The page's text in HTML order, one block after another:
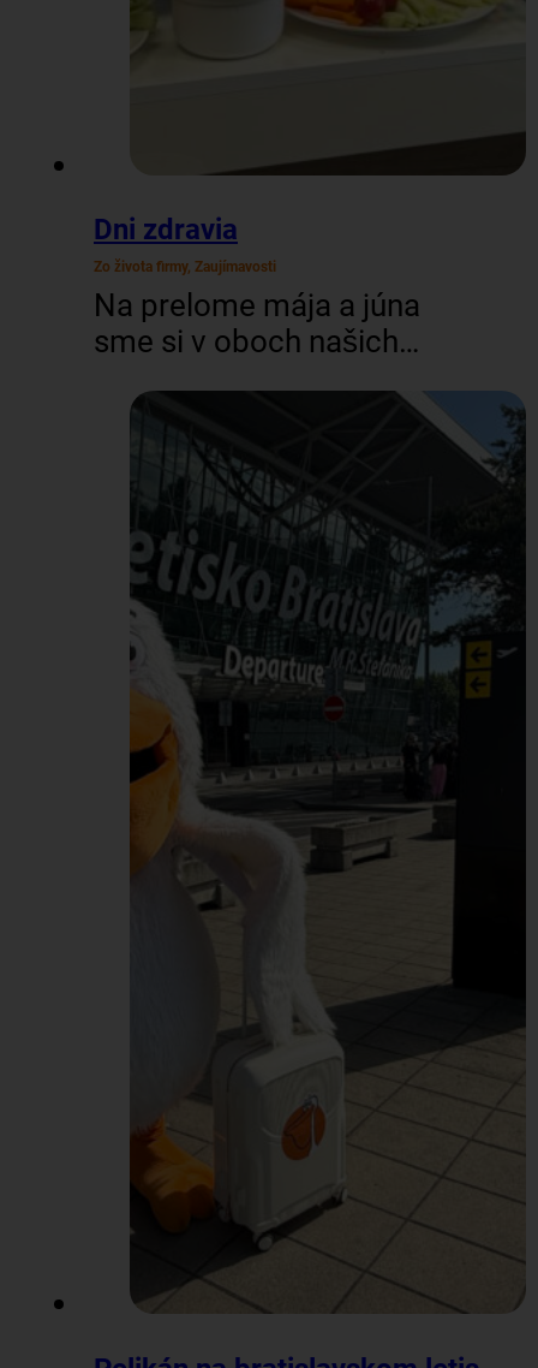
Dni zdravia
Zo života firmy, Zaujímavosti
Na prelome mája a júna
sme si v oboch našich
dopriali trochu
starostlivosti o zdravie. V
spolupráci s poisťovňou
UNION sme zorganizovali
Deň zdravia, ktorý sme
spojili aj so zdravými a
vyváženými Peli
raňajkami od tímu
HR/Office. Do meraní v
rámci Dňa zdravia sa
naprieč celou našou
Pelikán Group zapojilo
spolu…